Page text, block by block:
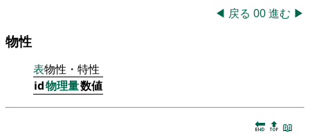
◀ 戻る 00進む ▶
物性
表物性・特性
id物理量数値
🔚 🔝 📖